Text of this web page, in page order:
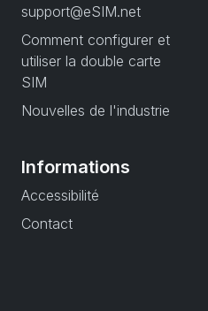
support@eSIM.net
Comment configurer et
utiliser la double carte
SIM
Nouvelles de l'industrie
Informations
Accessibilité
Contact